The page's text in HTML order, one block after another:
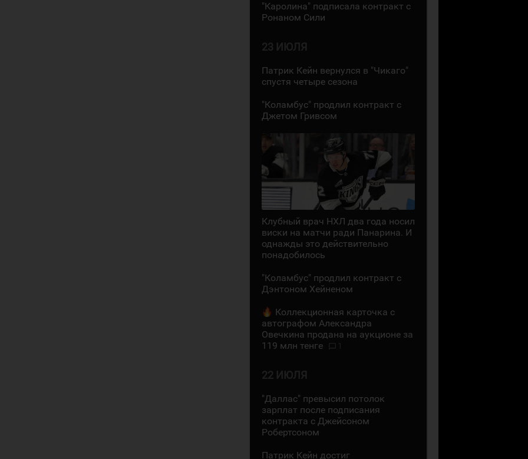
"Каролина" подписала контракт с
Ронаном Сили
23 ИЮЛЯ
Патрик Кейн вернулся в "Чикаго"
спустя четыре сезона
"Коламбус" продлил контракт с
Джетом Гривсом
Клубный врач НХЛ два года носил
виски на матчи ради Панарина. И
однажды это действительно
понадобилось
"Коламбус" продлил контракт с
Дэнтоном Хейненом
Коллекционная карточка с
автографом Александра
Овечкина продана на аукционе за
119 млн тенге
22 ИЮЛЯ
"Даллас" превысил потолок
зарплат после подписания
контракта с Джейсоном
Робертсоном
Патрик Кейн достиг